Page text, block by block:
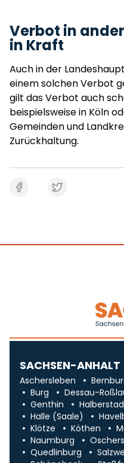
Verbot in
in Kraft
Auch in der
einem solchen Verbot
gilt das Verbot auch
beispielsweise in Köln
Gemeinden und
Zurückhaltung.
SACHSEN-ANHALT
Aschersleben
Burg
Dessau-
Genthin
Halle (Saale)
Klötze
Köthen
Naumburg
Quedlinburg